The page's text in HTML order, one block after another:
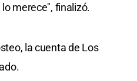
merece", finalizó.
la cuenta de Los